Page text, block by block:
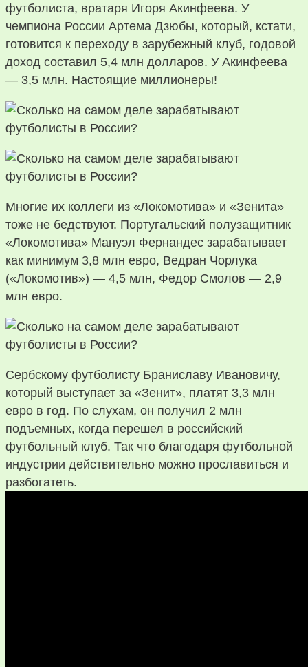
футболиста, вратаря Игоря Акинфеева. У
чемпиона России Артема Дзюбы, который, кстати,
готовится к переходу в зарубежный клуб, годовой
доход составил 5,4 млн долларов. У Акинфеева
— 3,5 млн. Настоящие миллионеры!
Многие их коллеги из «Локомотива» и «Зенита»
тоже не бедствуют. Португальский полузащитник
«Локомотива» Мануэл Фернандес зарабатывает
как минимум 3,8 млн евро, Ведран Чорлука
(«Локомотив») — 4,5 млн, Федор Смолов — 2,9
млн евро.
Сербскому футболисту Браниславу Ивановичу,
который выступает за «Зенит», платят 3,3 млн
евро в год. По слухам, он получил 2 млн
подъемных, когда перешел в российский
футбольный клуб. Так что благодаря футбольной
индустрии действительно можно прославиться и
разбогатеть.